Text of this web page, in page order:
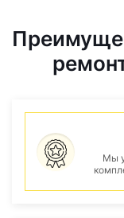
Мы